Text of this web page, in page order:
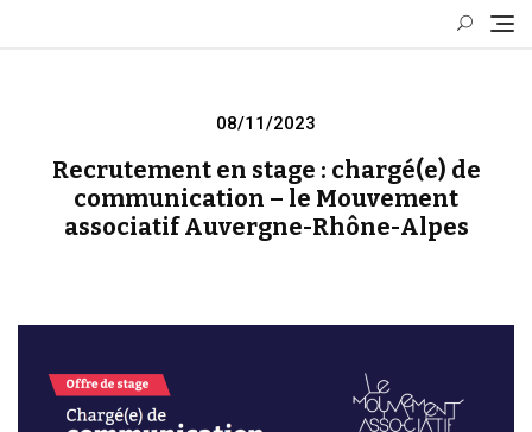
Posted
08/11/2023
Recrutement en stage : chargé(e) de
communication – le Mouvement
associatif Auvergne-Rhône-Alpes